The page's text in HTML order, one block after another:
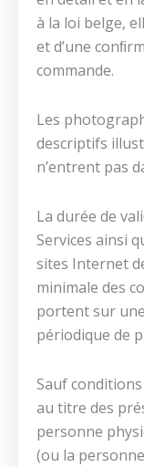
à la loi belge,
et d’une
commande.
Les
descriptifs
n’entrent pas
La durée de
Services ainsi
sites Internet
minimale des
portent sur
périodique de
Sauf
au titre des
personne
(ou la